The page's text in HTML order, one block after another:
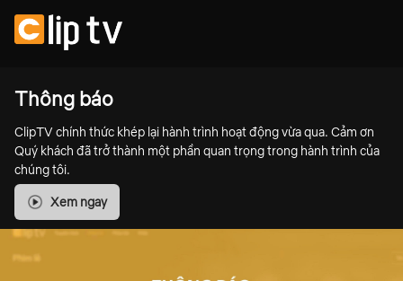
Thông báo
ClipTV chính thức khép lại hành trình hoạt động vừa qua. Cảm ơn
Quý khách đã trở thành một phần quan trọng trong hành trình của
chúng tôi.
Xem ngay